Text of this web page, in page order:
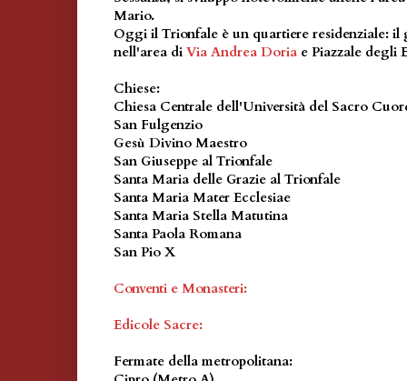
Mario.
Oggi il Trionfale è un quartiere residenziale: il
nell'area di Via Andrea Doria e Piazzale degli
Chiese:
Chiesa Centrale dell'Università del Sacro
San Fulgenzio
Gesù Divino Maestro
San Giuseppe al Trionfale
Santa Maria delle Grazie al Trionfale
Santa Maria Mater Ecclesiae
Santa Maria Stella Matutina
Santa Paola Romana
San Pio X
Conventi e Monasteri:
Edicole Sacre:
Fermate della metropolitana: